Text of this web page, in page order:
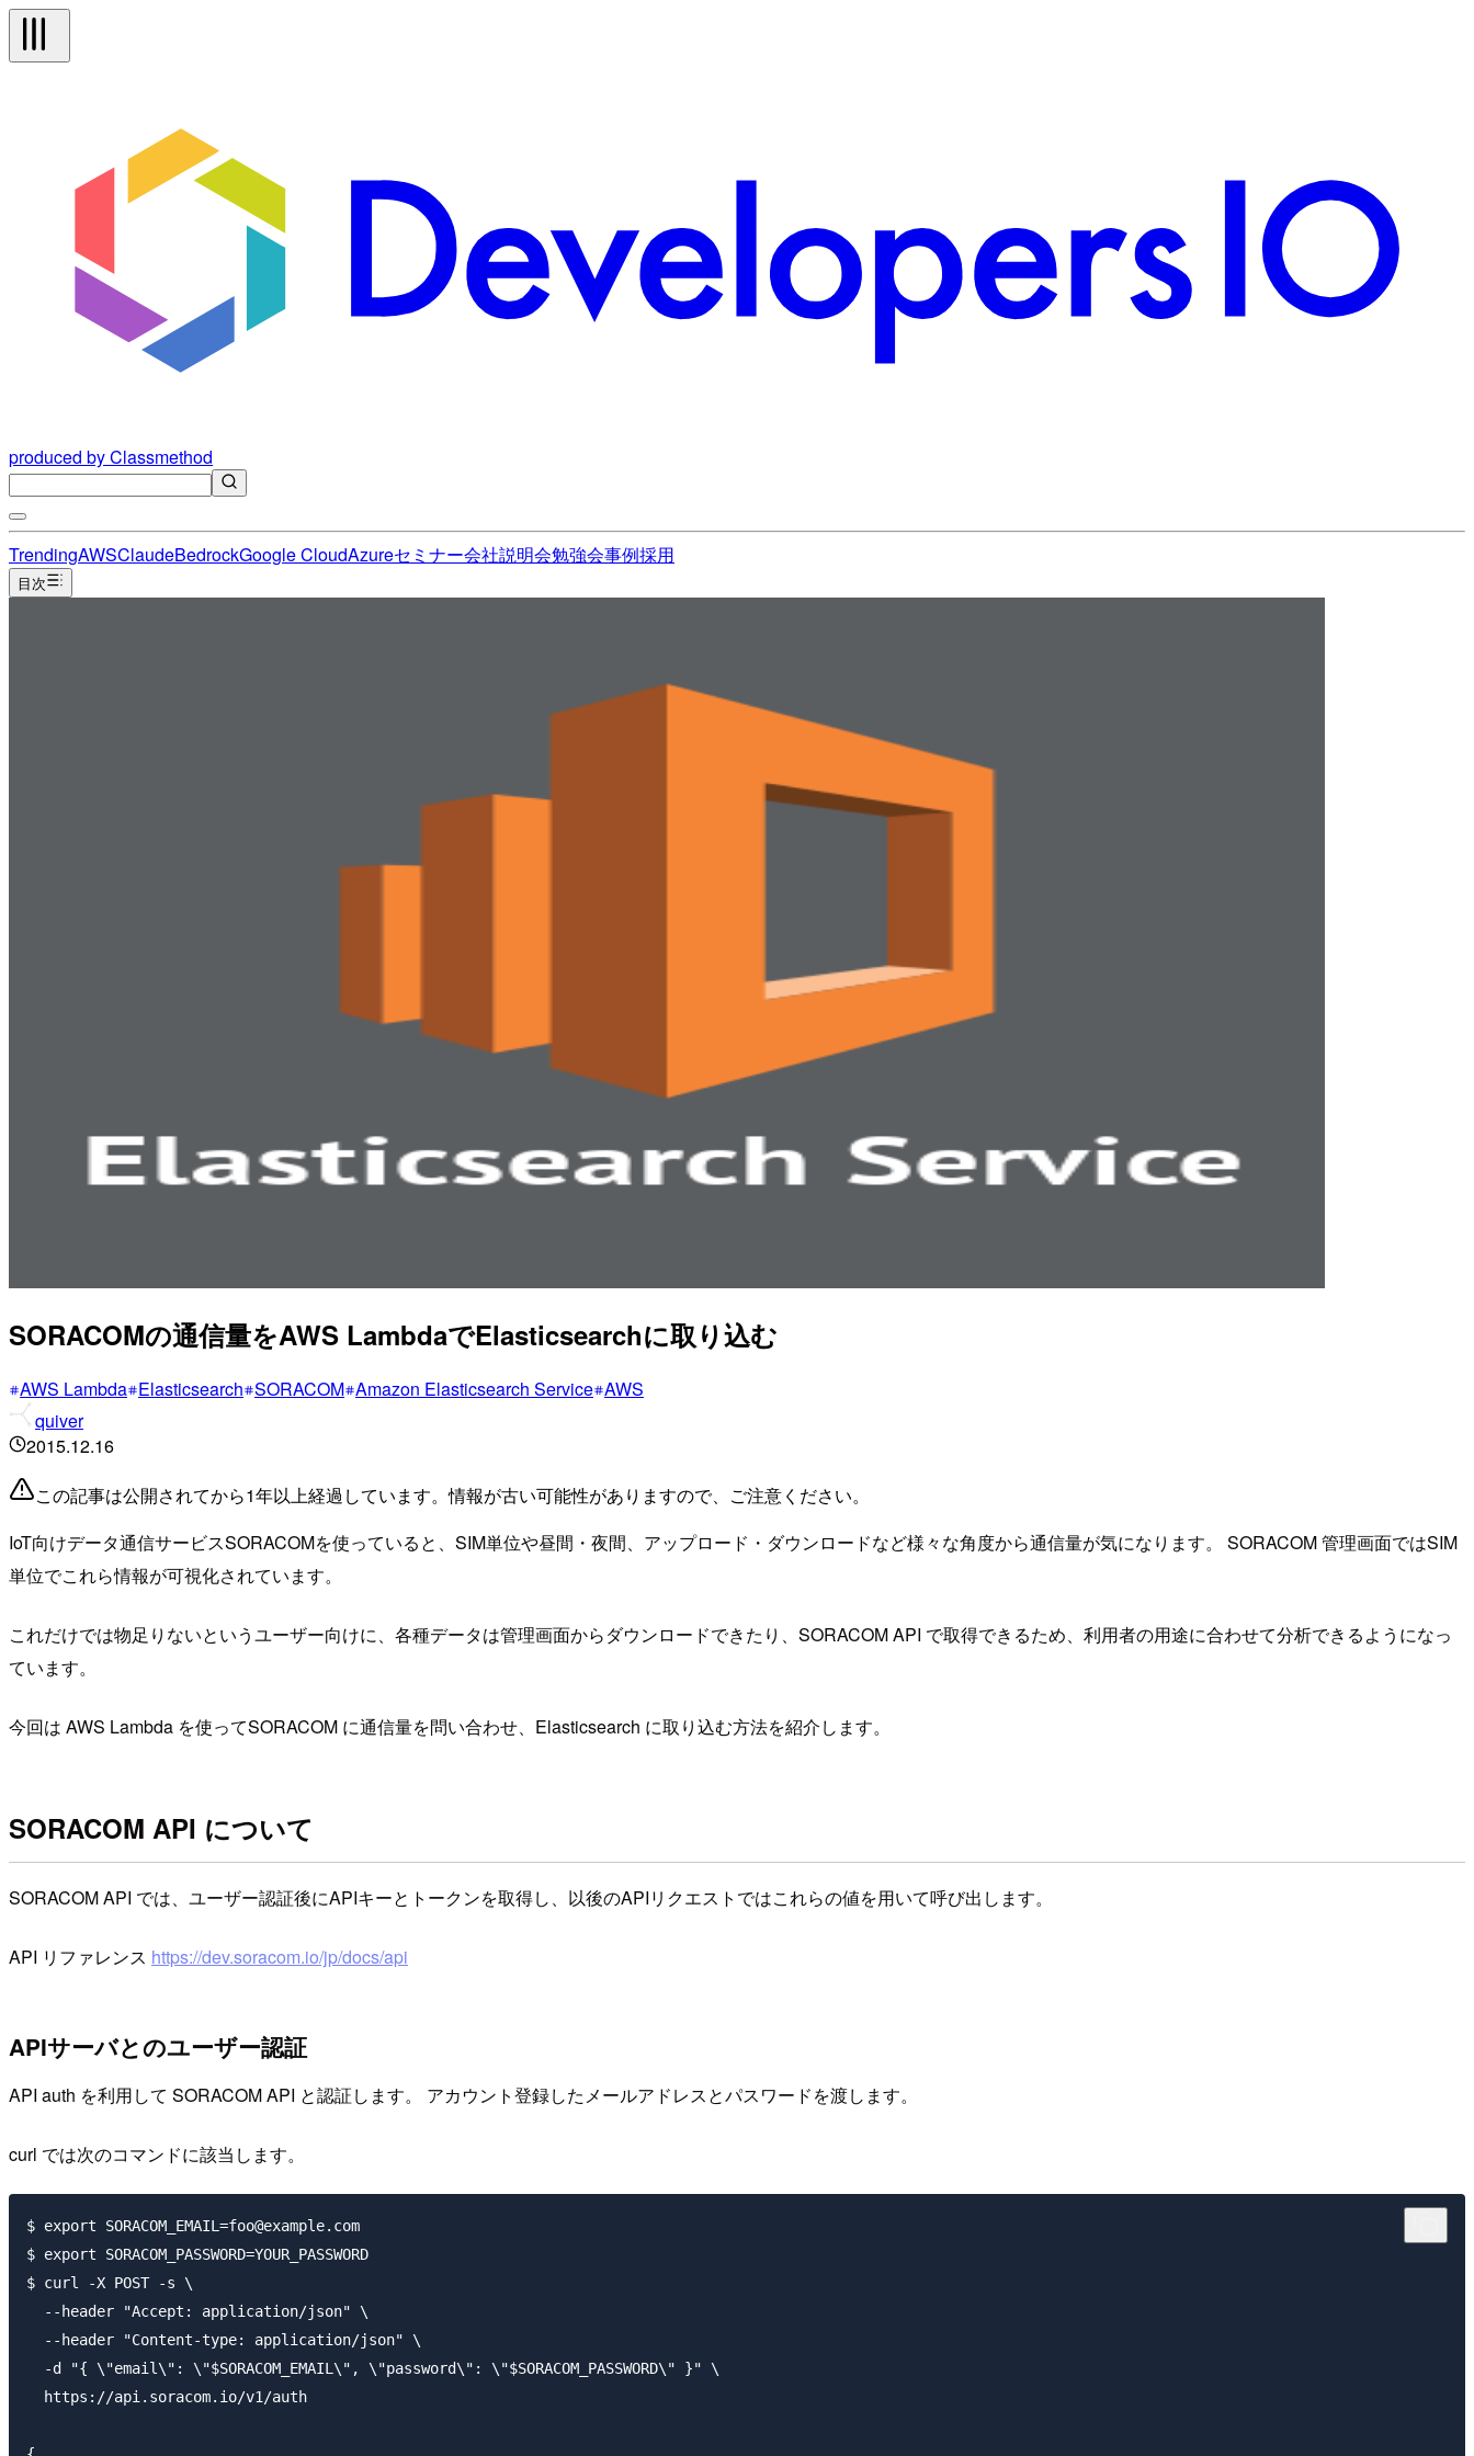
produced by Classmethod
TrendingAWSClaudeBedrockGoogle CloudAzureセミナー会社説明会勉強会事例採用
目次
SORACOMの通信量をAWS LambdaでElasticsearchに取り込む
AWS Lambda Elasticsearch SORACOM Amazon Elasticsearch Service AWS
quiver
2015.12.16
この記事は公開されてから1年以上経過しています。情報が古い可能性がありますので、ご注意ください。
IoT向けデータ通信サービスSORACOMを使っていると、SIM単位や昼間・夜間、アップロード・ダウンロードなど様々な角度から通信量が気になります。 SORACOM 管理画面ではSIM
単位でこれら情報が可視化されています。
これだけでは物足りないというユーザー向けに、各種データは管理画面からダウンロードできたり、SORACOM API で取得できるため、利用者の用途に合わせて分析できるようになっ
ています。
今回は AWS Lambda を使ってSORACOM に通信量を問い合わせ、Elasticsearch に取り込む方法を紹介します。
SORACOM API について
SORACOM API では、ユーザー認証後にAPIキーとトークンを取得し、以後のAPIリクエストではこれらの値を用いて呼び出します。
API リファレンス https://dev.soracom.io/jp/docs/api
APIサーバとのユーザー認証
API auth を利用して SORACOM API と認証します。 アカウント登録したメールアドレスとパスワードを渡します。
curl では次のコマンドに該当します。
$ export SORACOM_EMAIL=foo@example.com
$ export SORACOM_PASSWORD=YOUR_PASSWORD
$ curl -X POST -s \
  --header "Accept: application/json" \
  --header "Content-type: application/json" \
  -d "{ \"email\": \"$SORACOM_EMAIL\", \"password\": \"$SORACOM_PASSWORD\" }" \
  https://api.soracom.io/v1/auth